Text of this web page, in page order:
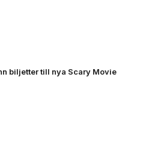
biljetter till nya Scary Movie